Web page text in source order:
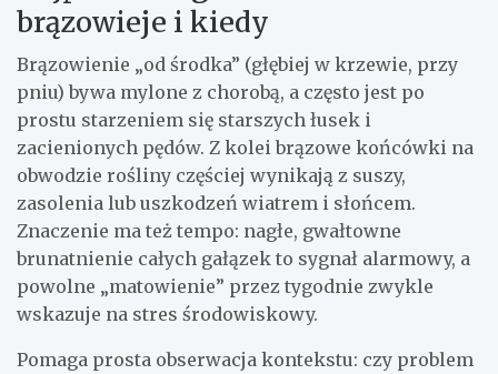
brązowieje i kiedy
Brązowienie „od środka” (głębiej w krzewie, przy
pniu) bywa mylone z chorobą, a często jest po
prostu starzeniem się starszych łusek i
zacienionych pędów. Z kolei brązowe końcówki na
obwodzie rośliny częściej wynikają z suszy,
zasolenia lub uszkodzeń wiatrem i słońcem.
Znaczenie ma też tempo: nagłe, gwałtowne
brunatnienie całych gałązek to sygnał alarmowy, a
powolne „matowienie” przez tygodnie zwykle
wskazuje na stres środowiskowy.
Pomaga prosta obserwacja kontekstu: czy problem